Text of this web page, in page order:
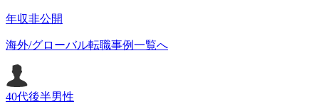
年収非公開
海外/グローバル転職事例一覧へ
40代後半男性